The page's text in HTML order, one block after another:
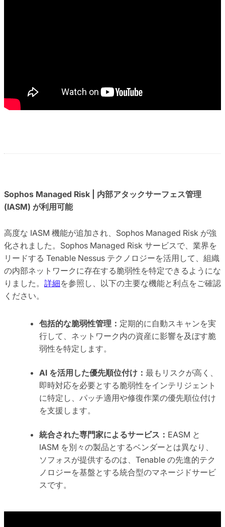
Sophos Managed Risk | 内部アタックサーフェス管理
(IASM) が利用可能
高度な IASM 機能が追加され、Sophos Managed Risk が強
化されました。Sophos Managed Risk サービスで、業界を
リードする Tenable Nessus テクノロジーを活用して、組織
の内部ネットワークに存在する脆弱性を特定できるようにな
りました。 詳細を参照し、以下の主要な機能と利点をご確認
ください。
包括的な脆弱性管理： 定期的に自動スキャンを実
行して、ネットワーク内の資産に影響を及ぼす脆
弱性を特定します。
AI を活用した優先順位付け： 最もリスクが高く、
即時対応を必要とする脆弱性をインテリジェント
に特定し、パッチ適用や修復作業の優先順位付け
を支援します。
統合された専門家によるサービス： EASM と
IASM を別々の製品とするベンダーとは異なり、
ソフォスが提供するのは、Tenable の先進的テク
ノロジーを基盤とする統合型のマネージドサービ
スです。